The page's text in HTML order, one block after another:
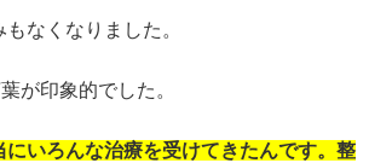
なくなりました。
が印象的でした。
にいろんな治療を受けてきたんです。整